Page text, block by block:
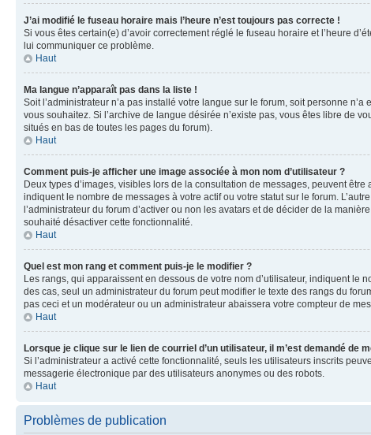
J’ai modifié le fuseau horaire mais l’heure n’est toujours pas correcte !
Si vous êtes certain(e) d’avoir correctement réglé le fuseau horaire et l’heure
lui communiquer ce problème.
Haut
Ma langue n’apparaît pas dans la liste !
Soit l’administrateur n’a pas installé votre langue sur le forum, soit personne
vous souhaitez. Si l’archive de langue désirée n’existe pas, vous êtes libre de
situés en bas de toutes les pages du forum).
Haut
Comment puis-je afficher une image associée à mon nom d’utilisateur ?
Deux types d’images, visibles lors de la consultation de messages, peuvent
indiquent le nombre de messages à votre actif ou votre statut sur le forum.
l’administrateur du forum d’activer ou non les avatars et de décider de la
souhaité désactiver cette fonctionnalité.
Haut
Quel est mon rang et comment puis-je le modifier ?
Les rangs, qui apparaissent en dessous de votre nom d’utilisateur, indiquent
des cas, seul un administrateur du forum peut modifier le texte des rangs du
pas ceci et un modérateur ou un administrateur abaissera votre compteur de
Haut
Lorsque je clique sur le lien de courriel d’un utilisateur, il m’est demandé de
Si l’administrateur a activé cette fonctionnalité, seuls les utilisateurs inscrits
messagerie électronique par des utilisateurs anonymes ou des robots.
Haut
Problèmes de publication